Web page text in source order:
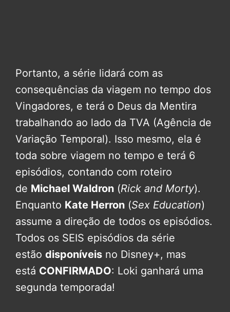
Portanto, a série lidará com as
consequências da viagem no tempo dos
Vingadores, e terá o Deus da Mentira
trabalhando ao lado da TVA (Agência de
Variação Temporal). Isso mesmo, ela é
toda sobre viagem no tempo e terá 6
episódios, contando com roteiro
de Michael Waldron (Rick and Morty).
Enquanto Kate Herron (Sex Education)
assume a direção de todos os episódios.
Todos os SEIS episódios da série
estão disponíveis no Disney+, mas
está CONFIRMADO: Loki ganhará uma
segunda temporada!